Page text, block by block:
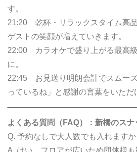
す。
21:20 乾杯・リラックスタイム高
ゲストの笑顔が増えていきます。
22:00 カラオケで盛り上がる最高
に。
22:45 お見送り明朗会計でスムー
っているね」と感謝の言葉をいただ
よくある質問（FAQ）：新橋のス
Q. 予約なしで大人数でも入れますか